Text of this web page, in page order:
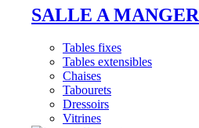
SALLE A MANGER
Tables fixes
Tables extensibles
Chaises
Tabourets
Dressoirs
Vitrines